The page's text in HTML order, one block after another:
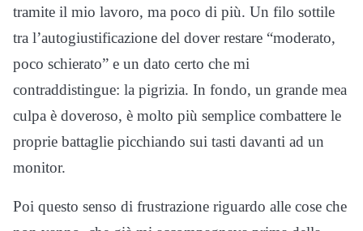
tramite il mio lavoro, ma poco di più. Un filo sottile
tra l’autogiustificazione del dover restare “moderato,
poco schierato” e un dato certo che mi
contraddistingue: la pigrizia. In fondo, un grande mea
culpa è doveroso, è molto più semplice combattere le
proprie battaglie picchiando sui tasti davanti ad un
monitor.
Poi questo senso di frustrazione riguardo alle cose che